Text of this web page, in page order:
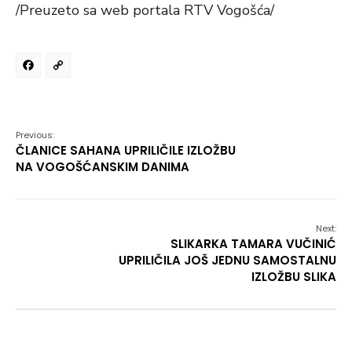
/Preuzeto sa web portala RTV Vogošća/
Facebook
Previous:
ČLANICE SAHANA UPRILIČILE IZLOŽBU
NA VOGOŠĆANSKIM DANIMA
Next:
SLIKARKA TAMARA VUČINIĆ
UPRILIČILA JOŠ JEDNU SAMOSTALNU
IZLOŽBU SLIKA